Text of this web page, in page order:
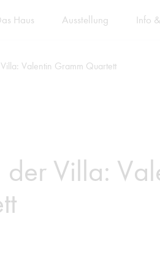
Haus Ausstellung Info
Valentin Gramm Quartett
der Villa: